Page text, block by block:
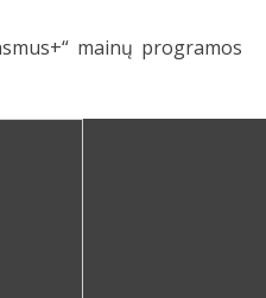
mainų programos